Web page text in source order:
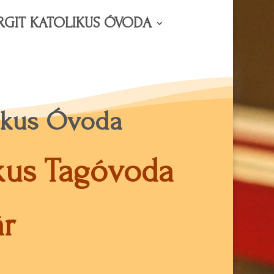
KATOLIKUS ÓVODA
Óvoda
Tagóvoda